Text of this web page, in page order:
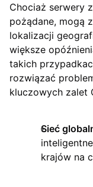
Chociaż serwery
pożądane, mogą
lokalizacji
większe
takich
rozwiązać
kluczowych zalet
Sieć
krajów na